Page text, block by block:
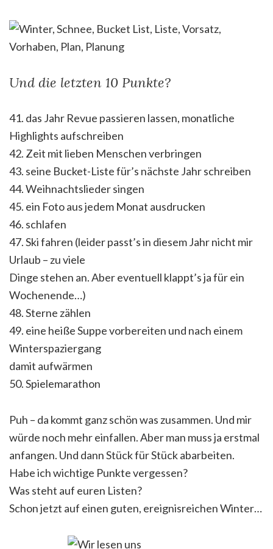
Und die letzten 10 Punkte?
41. das Jahr Revue passieren lassen, monatliche
Highlights aufschreiben
42. Zeit mit lieben Menschen verbringen
43. seine Bucket-Liste für’s nächste Jahr schreiben
44. Weihnachtslieder singen
45. ein Foto aus jedem Monat ausdrucken
46. schlafen
47. Ski fahren (leider passt’s in diesem Jahr nicht mir
Urlaub – zu viele
Dinge stehen an. Aber eventuell klappt’s ja für ein
Wochenende…)
48. Sterne zählen
49. eine heiße Suppe vorbereiten und nach einem
Winterspaziergang
damit aufwärmen
50. Spielemarathon
Puh – da kommt ganz schön was zusammen. Und mir
würde noch mehr einfallen. Aber man muss ja erstmal
anfangen. Und dann Stück für Stück abarbeiten.
Habe ich wichtige Punkte vergessen?
Was steht auf euren Listen?
Schon jetzt auf einen guten, ereignisreichen Winter…